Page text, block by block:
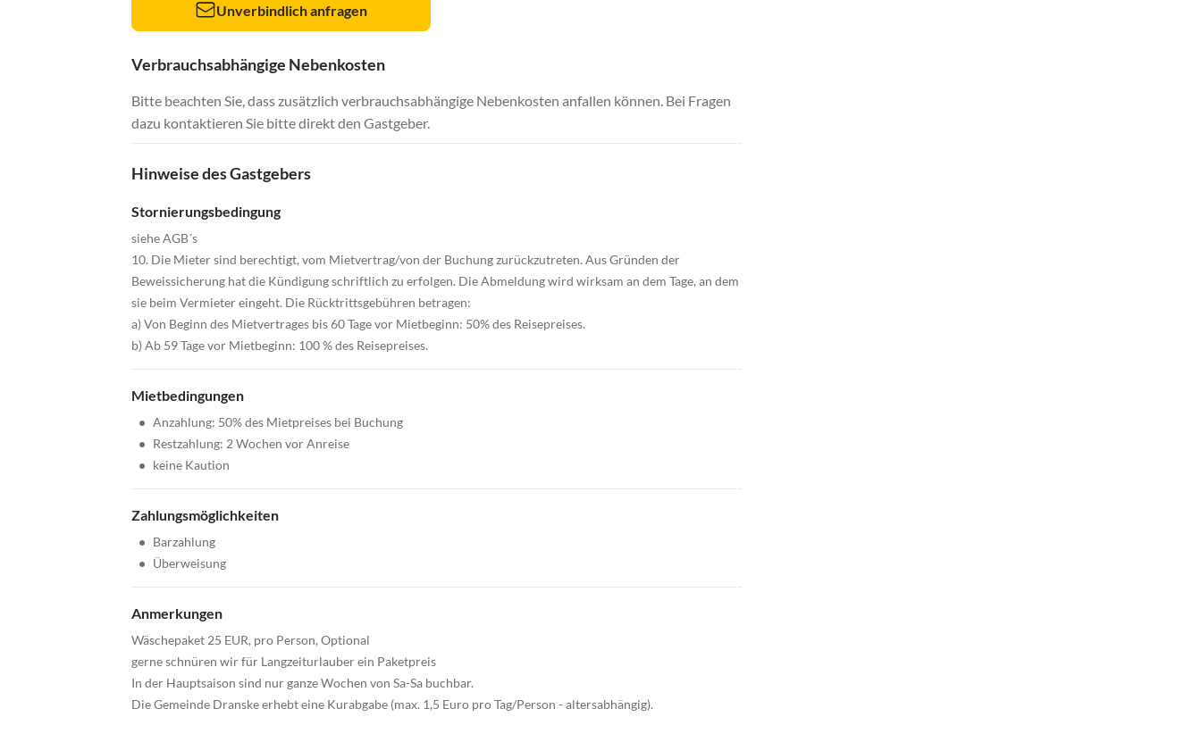
Unverbindlich anfragen
Verbrauchsabhängige Nebenkosten
Bitte beachten Sie, dass zusätzlich verbrauchsabhängige Nebenkosten anfallen können. Bei Fragen
dazu kontaktieren Sie bitte direkt den Gastgeber.
Hinweise des Gastgebers
Stornierungsbedingung
siehe AGB´s
10. Die Mieter sind berechtigt, vom Mietvertrag/von der Buchung zurückzutreten. Aus Gründen der
Beweissicherung hat die Kündigung schriftlich zu erfolgen. Die Abmeldung wird wirksam an dem Tage, an dem
sie beim Vermieter eingeht. Die Rücktrittsgebühren betragen:
a) Von Beginn des Mietvertrages bis 60 Tage vor Mietbeginn: 50% des Reisepreises.
b) Ab 59 Tage vor Mietbeginn: 100 % des Reisepreises.
Mietbedingungen
• Anzahlung: 50% des Mietpreises bei Buchung
• Restzahlung: 2 Wochen vor Anreise
• keine Kaution
Zahlungsmöglichkeiten
• Barzahlung
• Überweisung
Anmerkungen
Wäschepaket 25 EUR, pro Person, Optional
gerne schnüren wir für Langzeiturlauber ein Paketpreis
In der Hauptsaison sind nur ganze Wochen von Sa-Sa buchbar.
Die Gemeinde Dranske erhebt eine Kurabgabe (max. 1,5 Euro pro Tag/Person - altersabhängig).